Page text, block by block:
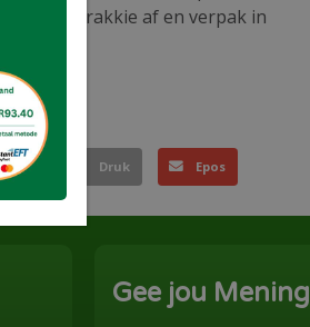
afkoel rakkie af en verpak in
Druk Epos
Gee jou Mening